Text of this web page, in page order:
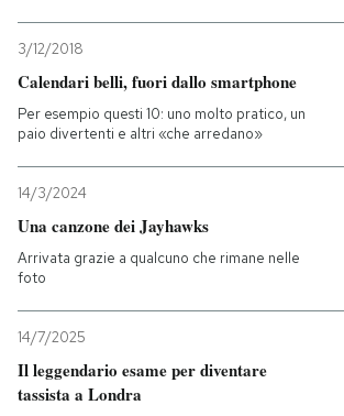
3/12/2018
Calendari belli, fuori dallo smartphone
Per esempio questi 10: uno molto pratico, un
paio divertenti e altri «che arredano»
14/3/2024
Una canzone dei Jayhawks
Arrivata grazie a qualcuno che rimane nelle
foto
14/7/2025
Il leggendario esame per diventare
tassista a Londra